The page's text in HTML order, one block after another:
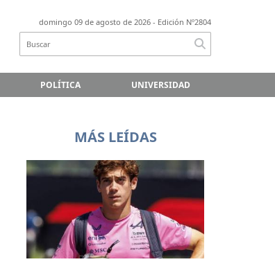
domingo 09 de agosto de 2026 - Edición Nº2804
POLÍTICA UNIVERSIDAD
MÁS LEÍDAS